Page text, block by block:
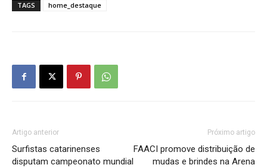
TAGS home_destaque
Artigo anterior
Surfistas catarinenses
disputam campeonato mundial
Próximo artigo
FAACI promove distribuição de
mudas e brindes na Arena